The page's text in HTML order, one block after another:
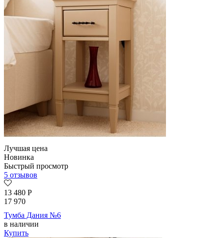
Лучшая цена
Новинка
Быстрый просмотр
5 отзывов
13 480 Р
17 970
Тумба Дания №6
в наличии
Купить